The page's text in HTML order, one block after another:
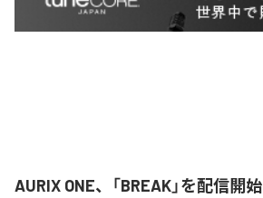
AURIX ONE、「BREAK」を配信開始